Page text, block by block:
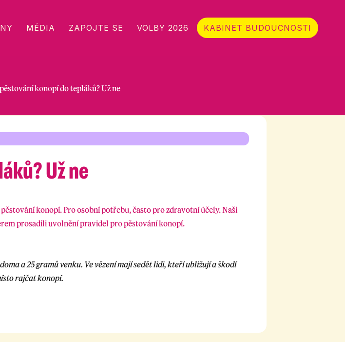
MÉDIA ZAPOJTE SE VOLBY 2026 KABINET BUDOUCNOSTI
konopí do tepláků? Už ne
Už ne
konopí. Pro osobní potřebu, často pro zdravotní účely. Naši
prosadili uvolnění pravidel pro pěstování konopí.
a 25 gramů venku. Ve vězení mají sedět lidi, kteří ubližují a škodí
rajčat konopí.